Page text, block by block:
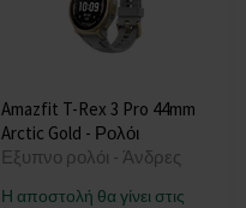
Amazfit T-Rex 3 Pro 44mm
Arctic Gold - Ρολόι
Εξυπνο ρολόι - Άνδρες
Η αποστολή θα γίνει στις